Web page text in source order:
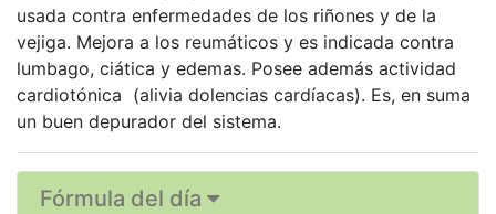
usada contra enfermedades de los riñones y de la
vejiga. Mejora a los reumáticos y es indicada contra
lumbago, ciática y edemas. Posee además actividad
cardiotónica (alivia dolencias cardíacas). Es, en suma
un buen depurador del sistema.
Fórmula del día